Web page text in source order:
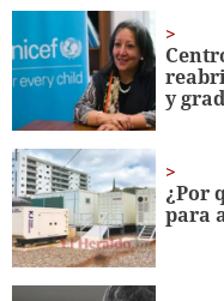
minute,
3
seconds
y
¿Por
para